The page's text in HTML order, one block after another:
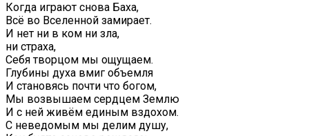
Когда играют снова Баха,
Всё во Вселенной замирает.
И нет ни в ком ни зла,
ни страха,
Себя творцом мы ощущаем.
Глубины духа вмиг объемля
И становясь почти что богом,
Мы возвышаем сердцем Землю
И с ней живём единым вздохом.
С неведомым мы делим душу,